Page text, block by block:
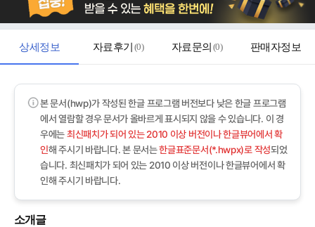
상세정보 자료후기 (0) 자료문의 (0) 판매자정보
본 문서(hwp)가 작성된 한글 프로그램 버전보다 낮은 한글 프로그램
에서 열람할 경우 문서가 올바르게 표시되지 않을 수 있습니다. 이 경
우에는최신패치가 되어 있는 2010 이상 버전이나 한글뷰어에서 확
인해 주시기 바랍니다. 본 문서는한글표준문서(*.hwpx)로 작성되었
습니다. 최신패치가 되어 있는 2010 이상 버전이나 한글뷰어에서 확
인해 주시기 바랍니다.
소개글